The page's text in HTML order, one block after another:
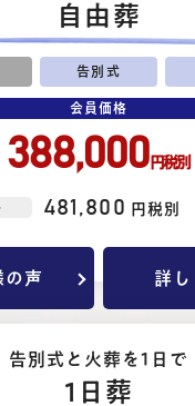
⾃由葬
告別式
会員価格
388,000円税別
481,800 円税別
の声 詳し
告別式と⽕葬を1⽇で
1日葬